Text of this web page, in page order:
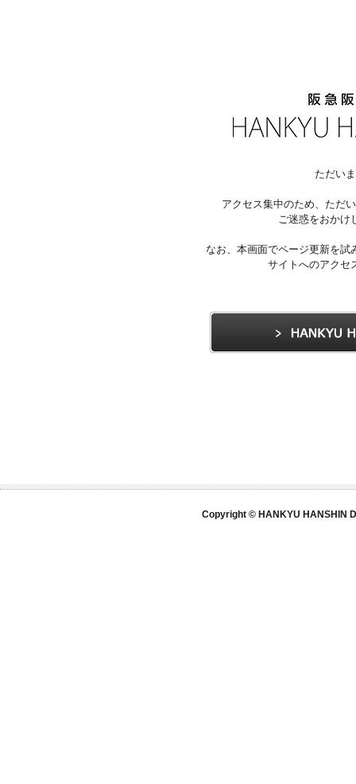
ただい
アクセス集中のため、ただ
ご迷惑をおかけ
なお、本画面でページ更新を
サイトへのアクセ
Copyright © HANKYU HANSHIN